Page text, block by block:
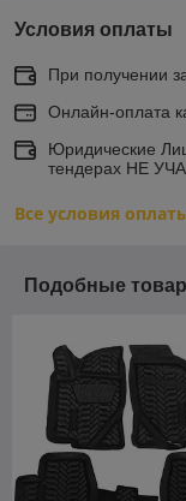
Условия оплаты
При получении
Онлайн-оплата
Юридические
тендерах НЕ
Все условия
Подобные